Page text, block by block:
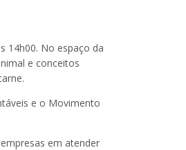
14h00. No espaço da
e conceitos
e o Movimento
em atender